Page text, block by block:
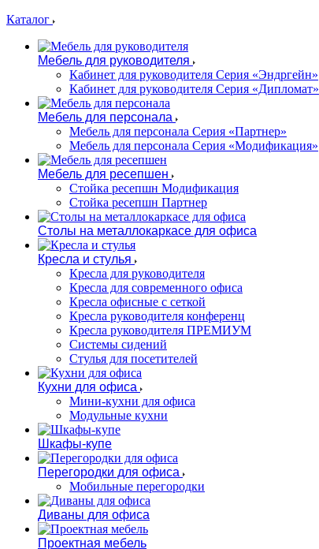
Каталог
Мебель для руководителя
Кабинет для руководителя Серия «Эндргейн»
Кабинет для руководителя Серия «Дипломат»
Мебель для персонала
Мебель для персонала Серия «Партнер»
Мебель для персонала Серия «Модификация»
Мебель для ресепшен
Стойка ресепшн Модификация
Стойка ресепшн Партнер
Столы на металлокаркасе для офиса
Кресла и стулья
Кресла для руководителя
Кресла для современного офиса
Кресла офисные с сеткой
Кресла руководителя конференц
Кресла руководителя ПРЕМИУМ
Системы сидений
Стулья для посетителей
Кухни для офиса
Мини-кухни для офиса
Модульные кухни
Шкафы-купе
Перегородки для офиса
Мобильные перегородки
Диваны для офиса
Проектная мебель